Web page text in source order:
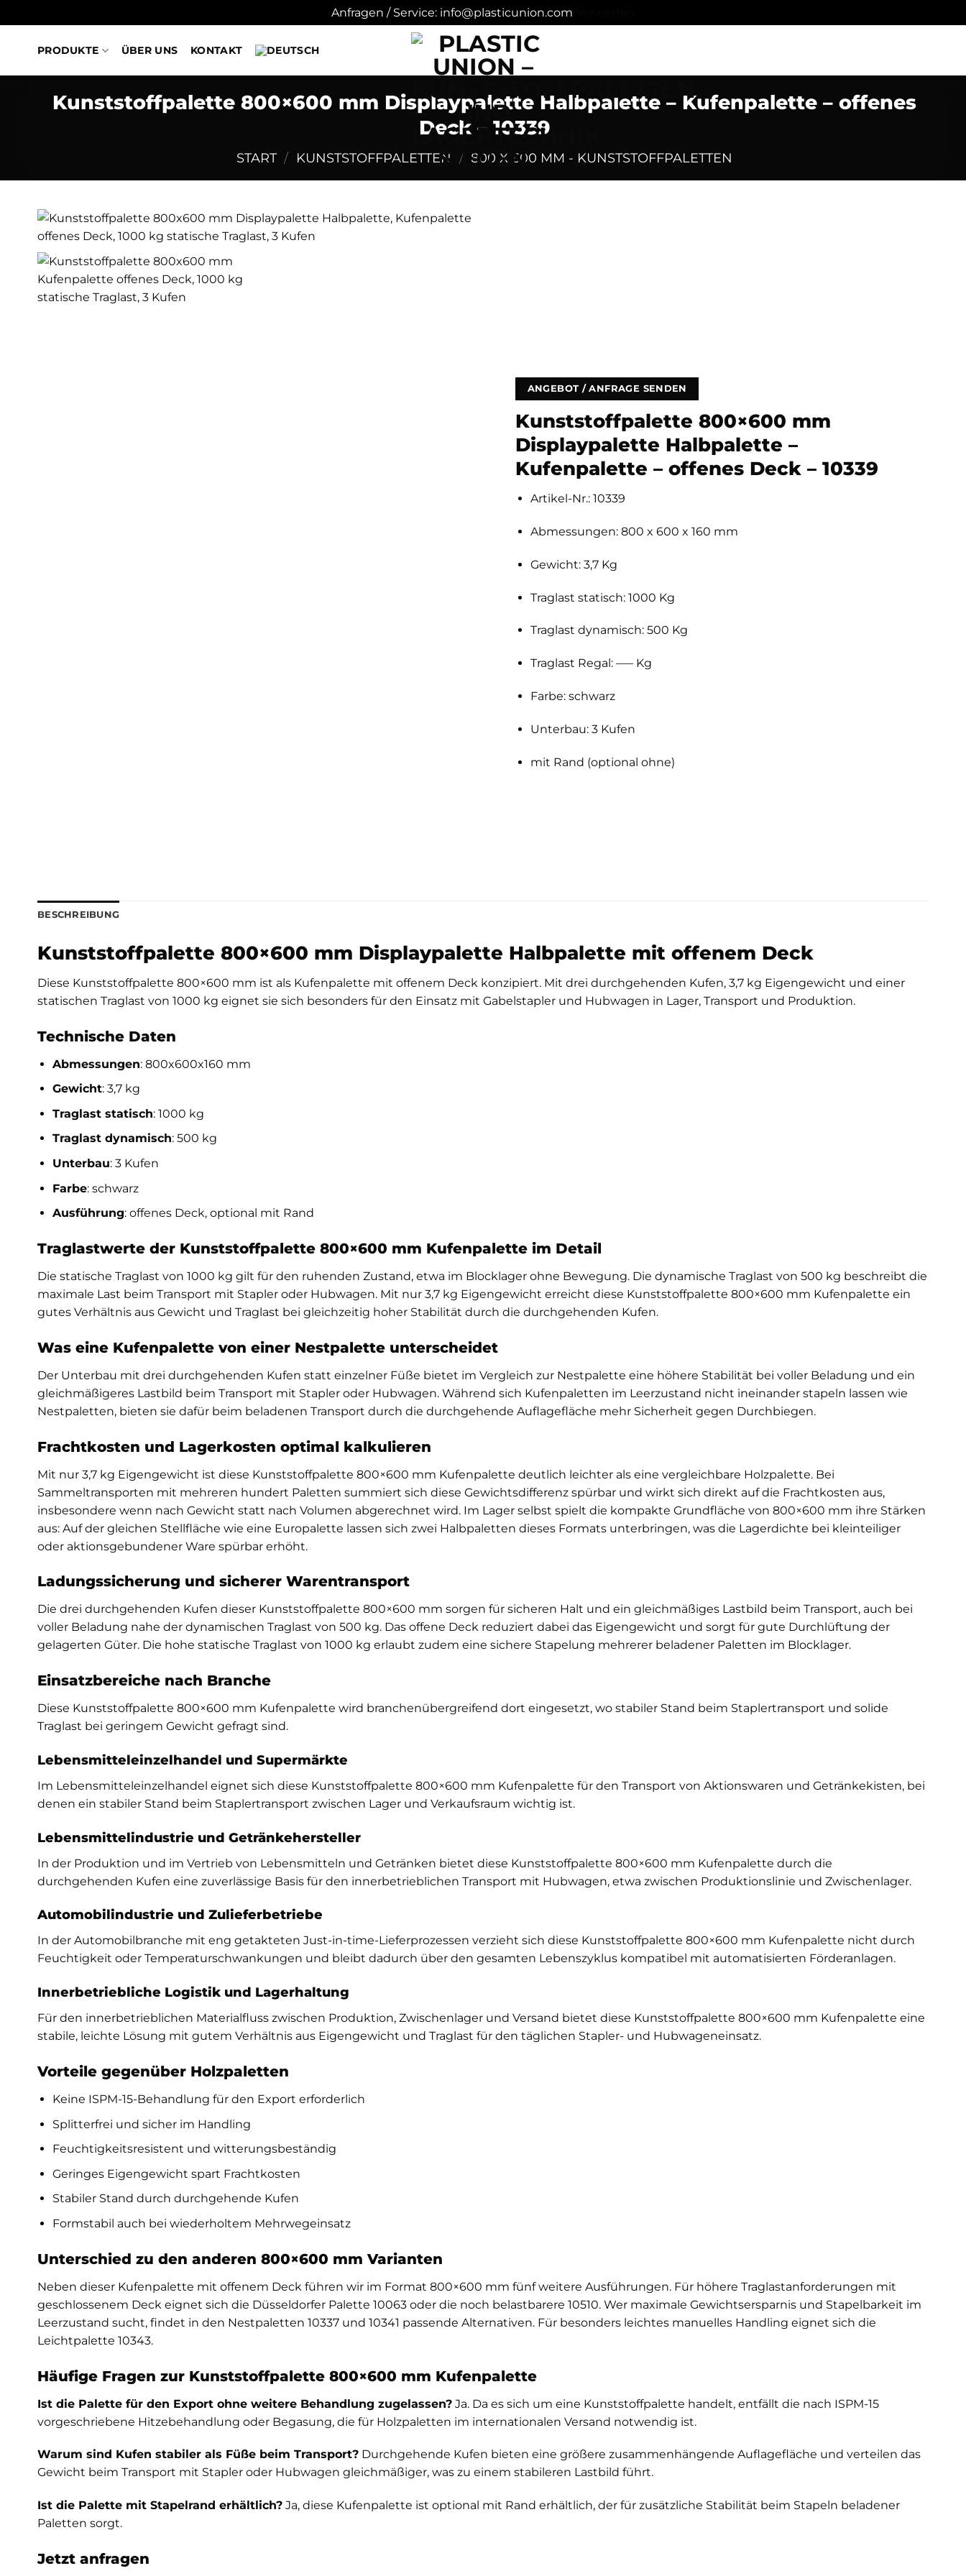
Anfragen / Service: info@plasticunion.com
PRODUKTE ÜBER UNS KONTAKT
Kunststoffpalette 800×600 mm Displaypalette Halbpalette – Kufenpalette – offenes
Deck – 10339
START / KUNSTSTOFFPALETTEN / 800 X 600 MM - KUNSTSTOFFPALETTEN
ANGEBOT / ANFRAGE SENDEN
Kunststoffpalette 800×600 mm
Displaypalette Halbpalette –
Kufenpalette – offenes Deck – 10339
Artikel-Nr.: 10339
Abmessungen: 800 x 600 x 160 mm
Gewicht: 3,7 Kg
Traglast statisch: 1000 Kg
Traglast dynamisch: 500 Kg
Traglast Regal: —– Kg
Farbe: schwarz
Unterbau: 3 Kufen
mit Rand (optional ohne)
BESCHREIBUNG
Kunststoffpalette 800×600 mm Displaypalette Halbpalette mit offenem Deck
Diese Kunststoffpalette 800×600 mm ist als Kufenpalette mit offenem Deck konzipiert. Mit drei durchgehenden Kufen, 3,7 kg Eigengewicht und einer
statischen Traglast von 1000 kg eignet sie sich besonders für den Einsatz mit Gabelstapler und Hubwagen in Lager, Transport und Produktion.
Technische Daten
Abmessungen: 800x600x160 mm
Gewicht: 3,7 kg
Traglast statisch: 1000 kg
Traglast dynamisch: 500 kg
Unterbau: 3 Kufen
Farbe: schwarz
Ausführung: offenes Deck, optional mit Rand
Traglastwerte der Kunststoffpalette 800×600 mm Kufenpalette im Detail
Die statische Traglast von 1000 kg gilt für den ruhenden Zustand, etwa im Blocklager ohne Bewegung. Die dynamische Traglast von 500 kg beschreibt die
maximale Last beim Transport mit Stapler oder Hubwagen. Mit nur 3,7 kg Eigengewicht erreicht diese Kunststoffpalette 800×600 mm Kufenpalette ein
gutes Verhältnis aus Gewicht und Traglast bei gleichzeitig hoher Stabilität durch die durchgehenden Kufen.
Was eine Kufenpalette von einer Nestpalette unterscheidet
Der Unterbau mit drei durchgehenden Kufen statt einzelner Füße bietet im Vergleich zur Nestpalette eine höhere Stabilität bei voller Beladung und ein
gleichmäßigeres Lastbild beim Transport mit Stapler oder Hubwagen. Während sich Kufenpaletten im Leerzustand nicht ineinander stapeln lassen wie
Nestpaletten, bieten sie dafür beim beladenen Transport durch die durchgehende Auflagefläche mehr Sicherheit gegen Durchbiegen.
Frachtkosten und Lagerkosten optimal kalkulieren
Mit nur 3,7 kg Eigengewicht ist diese Kunststoffpalette 800×600 mm Kufenpalette deutlich leichter als eine vergleichbare Holzpalette. Bei
Sammeltransporten mit mehreren hundert Paletten summiert sich diese Gewichtsdifferenz spürbar und wirkt sich direkt auf die Frachtkosten aus,
insbesondere wenn nach Gewicht statt nach Volumen abgerechnet wird. Im Lager selbst spielt die kompakte Grundfläche von 800×600 mm ihre Stärken
aus: Auf der gleichen Stellfläche wie eine Europalette lassen sich zwei Halbpaletten dieses Formats unterbringen, was die Lagerdichte bei kleinteiliger
oder aktionsgebundener Ware spürbar erhöht.
Ladungssicherung und sicherer Warentransport
Die drei durchgehenden Kufen dieser Kunststoffpalette 800×600 mm sorgen für sicheren Halt und ein gleichmäßiges Lastbild beim Transport, auch bei
voller Beladung nahe der dynamischen Traglast von 500 kg. Das offene Deck reduziert dabei das Eigengewicht und sorgt für gute Durchlüftung der
gelagerten Güter. Die hohe statische Traglast von 1000 kg erlaubt zudem eine sichere Stapelung mehrerer beladener Paletten im Blocklager.
Einsatzbereiche nach Branche
Diese Kunststoffpalette 800×600 mm Kufenpalette wird branchenübergreifend dort eingesetzt, wo stabiler Stand beim Staplertransport und solide
Traglast bei geringem Gewicht gefragt sind.
Lebensmitteleinzelhandel und Supermärkte
Im Lebensmitteleinzelhandel eignet sich diese Kunststoffpalette 800×600 mm Kufenpalette für den Transport von Aktionswaren und Getränkekisten, bei
denen ein stabiler Stand beim Staplertransport zwischen Lager und Verkaufsraum wichtig ist.
Lebensmittelindustrie und Getränkehersteller
In der Produktion und im Vertrieb von Lebensmitteln und Getränken bietet diese Kunststoffpalette 800×600 mm Kufenpalette durch die
durchgehenden Kufen eine zuverlässige Basis für den innerbetrieblichen Transport mit Hubwagen, etwa zwischen Produktionslinie und Zwischenlager.
Automobilindustrie und Zulieferbetriebe
In der Automobilbranche mit eng getakteten Just-in-time-Lieferprozessen verzieht sich diese Kunststoffpalette 800×600 mm Kufenpalette nicht durch
Feuchtigkeit oder Temperaturschwankungen und bleibt dadurch über den gesamten Lebenszyklus kompatibel mit automatisierten Förderanlagen.
Innerbetriebliche Logistik und Lagerhaltung
Für den innerbetrieblichen Materialfluss zwischen Produktion, Zwischenlager und Versand bietet diese Kunststoffpalette 800×600 mm Kufenpalette eine
stabile, leichte Lösung mit gutem Verhältnis aus Eigengewicht und Traglast für den täglichen Stapler- und Hubwageneinsatz.
Vorteile gegenüber Holzpaletten
Keine ISPM-15-Behandlung für den Export erforderlich
Splitterfrei und sicher im Handling
Feuchtigkeitsresistent und witterungsbeständig
Geringes Eigengewicht spart Frachtkosten
Stabiler Stand durch durchgehende Kufen
Formstabil auch bei wiederholtem Mehrwegeinsatz
Unterschied zu den anderen 800×600 mm Varianten
Neben dieser Kufenpalette mit offenem Deck führen wir im Format 800×600 mm fünf weitere Ausführungen. Für höhere Traglastanforderungen mit
geschlossenem Deck eignet sich die Düsseldorfer Palette 10063 oder die noch belastbarere 10510. Wer maximale Gewichtsersparnis und Stapelbarkeit im
Leerzustand sucht, findet in den Nestpaletten 10337 und 10341 passende Alternativen. Für besonders leichtes manuelles Handling eignet sich die
Leichtpalette 10343.
Häufige Fragen zur Kunststoffpalette 800×600 mm Kufenpalette
Ist die Palette für den Export ohne weitere Behandlung zugelassen? Ja. Da es sich um eine Kunststoffpalette handelt, entfällt die nach ISPM-15
vorgeschriebene Hitzebehandlung oder Begasung, die für Holzpaletten im internationalen Versand notwendig ist.
Warum sind Kufen stabiler als Füße beim Transport? Durchgehende Kufen bieten eine größere zusammenhängende Auflagefläche und verteilen das
Gewicht beim Transport mit Stapler oder Hubwagen gleichmäßiger, was zu einem stabileren Lastbild führt.
Ist die Palette mit Stapelrand erhältlich? Ja, diese Kufenpalette ist optional mit Rand erhältlich, der für zusätzliche Stabilität beim Stapeln beladener
Paletten sorgt.
Jetzt anfragen